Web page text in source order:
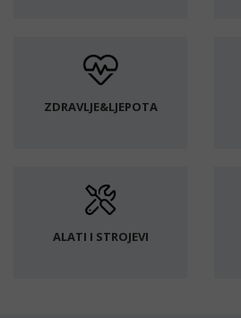
ZDRAVLJE&LJEPOTA
ALATI I STROJEVI